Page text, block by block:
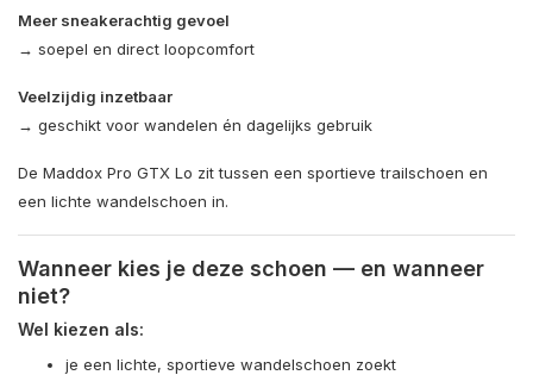
Meer sneakerachtig gevoel
→ soepel en direct loopcomfort
Veelzijdig inzetbaar
→ geschikt voor wandelen én dagelijks gebruik
De Maddox Pro GTX Lo zit tussen een sportieve trailschoen en
een lichte wandelschoen in.
Wanneer kies je deze schoen — en wanneer
niet?
Wel kiezen als:
je een lichte, sportieve wandelschoen zoekt